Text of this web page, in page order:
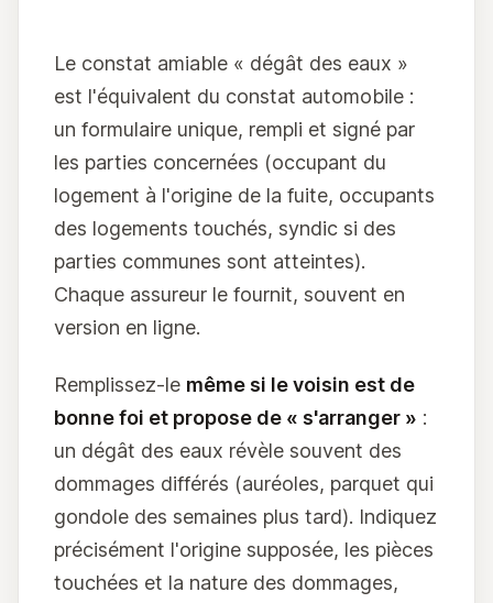
Le constat amiable « dégât des eaux »
est l'équivalent du constat automobile :
un formulaire unique, rempli et signé par
les parties concernées (occupant du
logement à l'origine de la fuite, occupants
des logements touchés, syndic si des
parties communes sont atteintes).
Chaque assureur le fournit, souvent en
version en ligne.
Remplissez-le même si le voisin est de
bonne foi et propose de « s'arranger » :
un dégât des eaux révèle souvent des
dommages différés (auréoles, parquet qui
gondole des semaines plus tard). Indiquez
précisément l'origine supposée, les pièces
touchées et la nature des dommages,